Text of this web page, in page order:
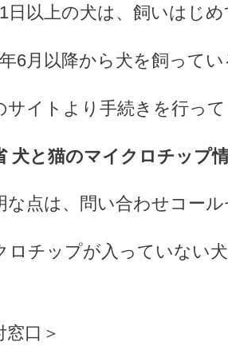
日以上の犬は、飼いはじ
6月以降から犬を飼って
サイトより手続きを行って
犬と猫のマイクロチップ
な点は、問い合わせコー
ロチップが入っていない
窓口＞